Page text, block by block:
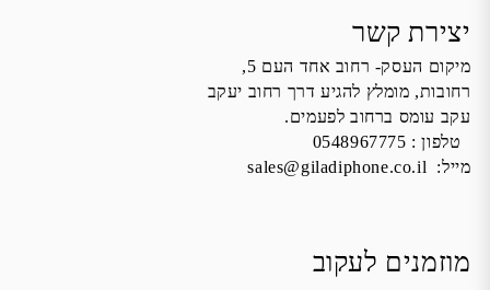
יצירת קשר
מיקום העסק- רחוב אחד העם 5,
רחובות, מומלץ להגיע דרך רחוב יעקב
עקב עומס ברחוב לפעמים.
טלפון : 0548967775
מייל: sales@giladiphone.co.il
מוזמנים לעקוב